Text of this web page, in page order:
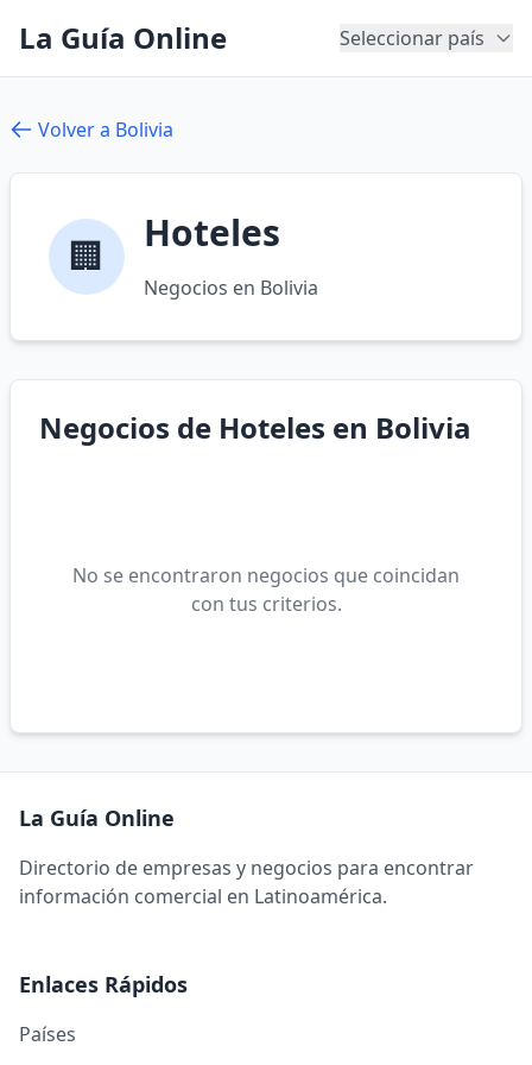
La Guía Online Seleccionar país
Volver a Bolivia
🏢 Hoteles
Negocios en Bolivia
Negocios de Hoteles en Bolivia
No se encontraron negocios que coincidan
con tus criterios.
La Guía Online
Directorio de empresas y negocios para encontrar
información comercial en Latinoamérica.
Enlaces Rápidos
Países